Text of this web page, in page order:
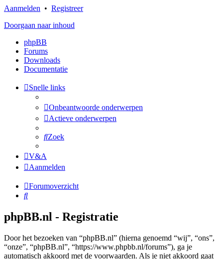
Aanmelden • Registreer
Doorgaan naar inhoud
phpBB
Forums
Downloads
Documentatie
Snelle links
Onbeantwoorde onderwerpen
Actieve onderwerpen
Zoek
V&A
Aanmelden
Forumoverzicht
Zoek
phpBB.nl - Registratie
Door het bezoeken van “phpBB.nl” (hierna genoemd “wij”, “ons”,
“onze”, “phpBB.nl”, “https://www.phpbb.nl/forums”), ga je
automatisch akkoord met de voorwaarden. Als je niet akkoord gaat